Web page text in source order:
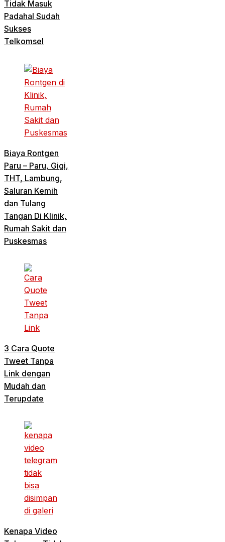
Tidak Masuk
Padahal Sudah
Sukses
Telkomsel
Biaya Rontgen
Paru – Paru, Gigi,
THT, Lambung,
Saluran Kemih
dan Tulang
Tangan Di Klinik,
Rumah Sakit dan
Puskesmas
3 Cara Quote
Tweet Tanpa
Link dengan
Mudah dan
Terupdate
Kenapa Video